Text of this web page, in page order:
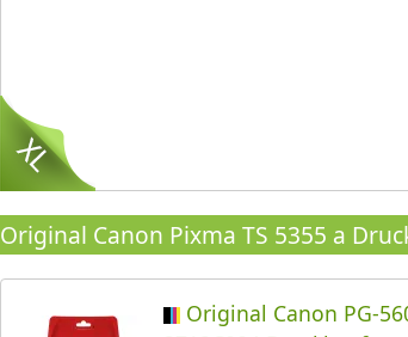
Original Canon Pixma TS 5355 a
Original Canon PG-